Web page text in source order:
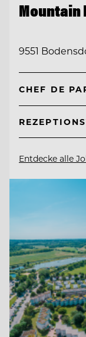
Mountain
9551
CHEF DE
Entdecke alle